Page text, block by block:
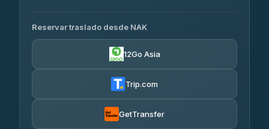
Chan Tour
3.85(101)
฿255
Air Korat Pattana
Reservar traslado desde NAK
12Go Asia
Trip.com
GetTransfer